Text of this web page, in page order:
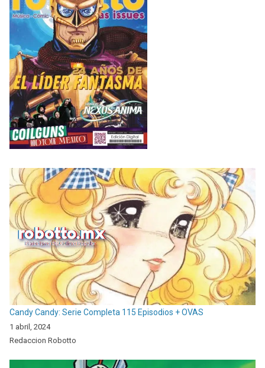
Candy Candy: Serie Completa 115 Episodios + OVAS
1 abril, 2024
Redaccion Robotto